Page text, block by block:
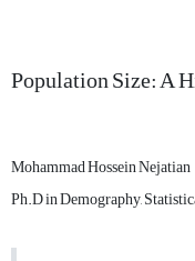
Population Size: A
Mohammad Hossein Nejatian
Ph.D in Demography,